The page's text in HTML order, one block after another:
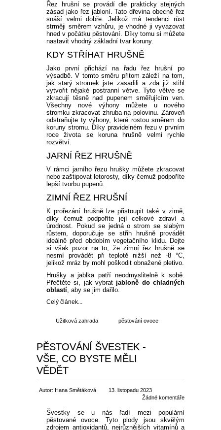
Řez hrušní se provádí dle prakticky stejných
zásad jako řez jabloní. Tato dřevina obecně řez
snáší velmi dobře. Jelikož má tendenci růst
strměji směrem vzhůru, je vhodné ji vyvazovat
hned v počátku pěstování. Díky tomu si můžete
nastavit vhodný základní tvar koruny.
KDY STŘÍHAT HRUŠNĚ
Jako první přichází na řadu řez hrušní po
výsadbě. V tomto směru přitom záleží na tom,
jak starý stromek jste zasadili a zda již stihl
vytvořit nějaké postranní větve. Tyto větve se
zkracují těsně nad pupenem směřujícím ven.
Všechny nové výhony můžete u nového
stromku zkracovat zhruba na polovinu. Zároveň
odstraňujte ty výhony, které rostou směrem do
koruny stromu. Díky pravidelném řezu v prvním
roce života se koruna hrušně velmi rychle
rozvětví.
JARNÍ ŘEZ HRUŠNĚ
V rámci jarního řezu hrušky můžete zkracovat
nebo zaštipovat letorosty, díky čemuž podpoříte
lepší tvorbu pupenů.
ZIMNÍ ŘEZ HRUŠNÍ
K prořezání hrušně lze přistoupit také v zimě,
díky čemuž podpoříte její celkové zdraví a
úrodnost. Pokud se jedná o strom se slabým
růstem, doporučuje se střih hrušně provádět
ideálně před obdobím vegetačního klidu. Dejte
si však pozor na to, že zimní řez hrušně se
nesmí provádět při teplotě nižší než -8 °C,
jelikož mráz by mohl poškodit obnažené pletivo.
Hrušky a jablka patří neodmyslitelně k sobě.
Přečtěte si, jak vybrat jabloně do chladných
oblastí, aby se jim dařilo.
Celý článek...
Užitková zahrada pěstování ovoce
PĚSTOVÁNÍ ŠVESTEK -
VŠE, CO BYSTE MĚLI
VĚDĚT
Autor: Hana Smětáková
13. listopadu 2023
Žádné komentáře
Švestky se u nás řadí mezi populární
pěstované ovoce. Tyto plody jsou skvělým
zdrojem antioxidantů, nejrůznějších vitamínů a